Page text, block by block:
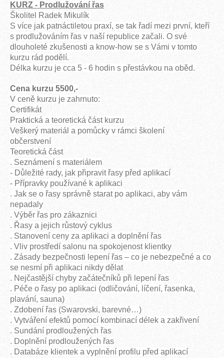
KURZ - Prodlužování řas
Školitel Radek Mikulík
S více jak patnáctiletou praxí, se tak řadí mezi první, kteří
s prodlužováním řas v naší republice začali. O své
dlouholeté zkušenosti a know-how se s Vámi v tomto
kurzu rád podělí.
Délka kurzu je cca 5 - 6 hodin s přestávkou na oběd.
Cena kurzu 5500,-
V ceně kurzu je zahrnuto:
Certifikát
Praktická a teoretická část kurzu
Veškerý materiál a pomůcky v rámci školení
občerstvení
Teoretická část
. Seznámení s materiálem
- Důležité rady, jak připravit řasy před aplikací
- Přípravky používané k aplikaci
. Jak se o řasy správně starat po aplikaci, aby vám
nepadaly
. Výběr řas pro zákaznici
. Řasy a jejich růstový cyklus
. Stanovení ceny za aplikaci a doplnění řas
. Vliv prostředí salonu na spokojenost klientky
. Zásady bezpečnosti lepení řas – co je nebezpečné a co
se nesmí při aplikaci nikdy dělat
. Nejčastější chyby začátečníků při lepení řas
. Péče o řasy po aplikaci (odličování, líčení, řasenka,
plavání, sauna)
. Zdobení řas (Swarovski, barevné…)
. Vytváření efektů pomocí kombinací délek a zakřivení
. Sundání prodloužených řas
. Doplnění prodloužených řas
. Databáze klientek a vyplnění profilu před aplikací